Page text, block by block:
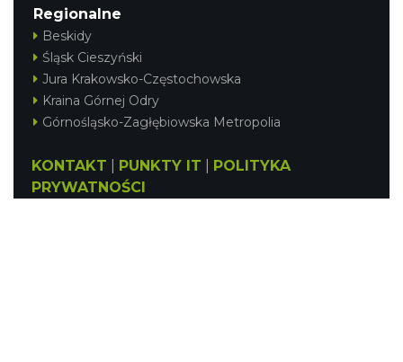
Regionalne
Beskidy
Śląsk Cieszyński
Jura Krakowsko-Częstochowska
Kraina Górnej Odry
Górnośląsko-Zagłębiowska Metropolia
KONTAKT PUNKTY IT
POLITYKA
PRYWATNOŚCI